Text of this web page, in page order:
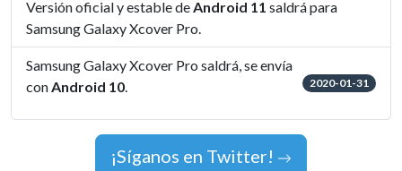
Versión oficial y estable deAndroid 11 saldrá para
Samsung Galaxy Xcover Pro.
Samsung Galaxy Xcover Pro saldrá, se envía
conAndroid 10. 2020-01-31
¡Síganos en Twitter!